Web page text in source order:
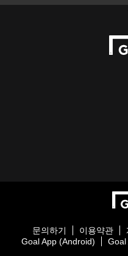
문의하기 이용약관
Goal App (Android)
Goal